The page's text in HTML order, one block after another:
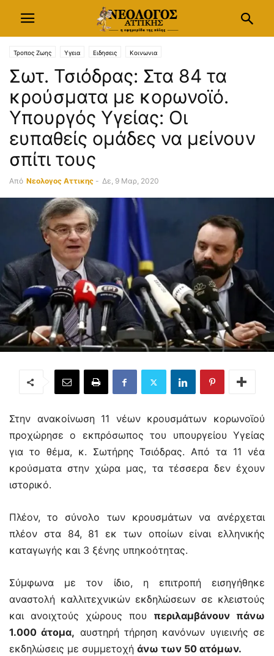
Τροπος Ζωης Υγεια Ειδησεις Κοινωνια
Σωτ. Τσιόδρας: Στα 84 τα
κρούσματα με κορωνοϊό.
Υπουργός Υγείας: Οι
ευπαθείς ομάδες να μείνουν
σπίτι τους
Από Νεολογος Αττικης - Δε, 9 Μαρ, 2020
Στην ανακοίνωση 11 νέων κρουσμάτων κορωνοϊού
προχώρησε ο εκπρόσωπος του υπουργείου Υγείας
για το θέμα, κ. Σωτήρης Τσιόδρας. Από τα 11 νέα
κρούσματα στην χώρα μας, τα τέσσερα δεν έχουν
ιστορικό.
Πλέον, το σύνολο των κρουσμάτων να ανέρχεται
πλέον στα 84, 81 εκ των οποίων είναι ελληνικής
καταγωγής και 3 ξένης υπηκοότητας.
Σύμφωνα με τον ίδιο, η επιτροπή εισηγήθηκε
αναστολή καλλιτεχνικών εκδηλώσεων σε κλειστούς
και ανοιχτούς χώρους που περιλαμβάνουν πάνω
1.000 άτομα, αυστηρή τήρηση κανόνων υγιεινής σε
εκδηλώσεις με συμμετοχή άνω των 50 ατόμων.